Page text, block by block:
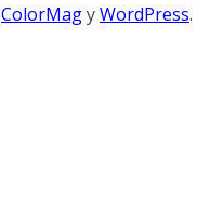
ColorMagyWordPress.